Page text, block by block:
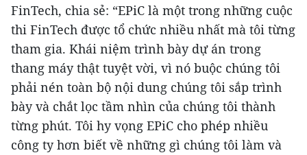
FinTech, chia sẻ: “EPiC là một trong những cuộc
thi FinTech được tổ chức nhiều nhất mà tôi từng
tham gia. Khái niệm trình bày dự án trong
thang máy thật tuyệt vời, vì nó buộc chúng tôi
phải nén toàn bộ nội dung chúng tôi sắp trình
bày và chắt lọc tầm nhìn của chúng tôi thành
từng phút. Tôi hy vọng EPiC cho phép nhiều
công ty hơn biết về những gì chúng tôi làm và